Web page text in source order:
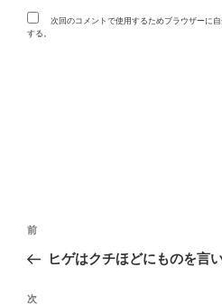
次回のコメントで使用するためブラウザーに
する。
投
ナ
ビ
過
去
投
前
ヒゲはクチほどにものを言
次
次